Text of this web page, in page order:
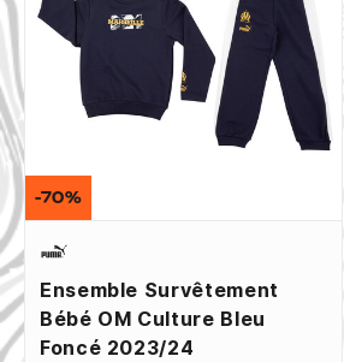
Ensemble Survêtement
Bébé OM Culture Bleu
Foncé 2023/24
-70%